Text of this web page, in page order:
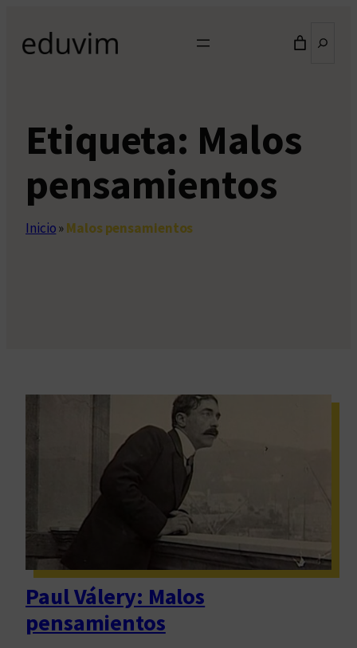
contenido
Etiqueta: Malos
pensamientos
Inicio»Malos pensamientos
Paul Válery: Malos
pensamientos